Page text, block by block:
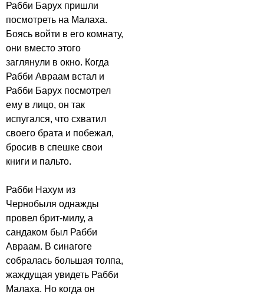
Рабби Барух пришли
посмотреть на Малаха.
Боясь войти в его комнату,
они вместо этого
заглянули в окно. Когда
Рабби Авраам встал и
Рабби Барух посмотрел
ему в лицо, он так
испугался, что схватил
своего брата и побежал,
бросив в спешке свои
книги и пальто.
Рабби Нахум из
Чернобыля однажды
провел брит-милу, а
сандаком был Рабби
Авраам. В синагоге
собралась большая толпа,
жаждущая увидеть Рабби
Малаха. Но когда он